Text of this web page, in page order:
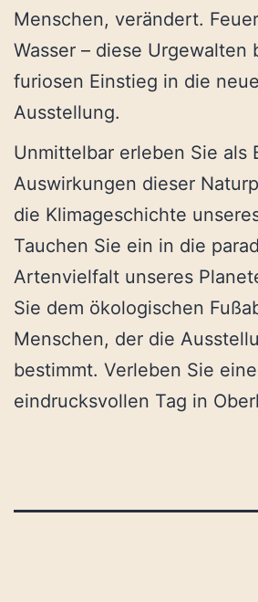
Menschen, verändert.
Wasser – diese Urgewalten
furiosen Einstieg in die
Ausstellung.
Unmittelbar erleben Sie als
Auswirkungen dieser
die Klimageschichte
Tauchen Sie ein in die
Artenvielfalt unseres
Sie dem ökologischen
Menschen, der die
bestimmt. Verleben Sie
eindrucksvollen Tag in